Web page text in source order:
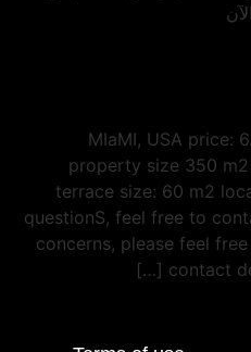
MIaMI, USA price:
property size 350 m2
terrace size: 60 m2
questionS, feel free to
concerns, please feel
contact